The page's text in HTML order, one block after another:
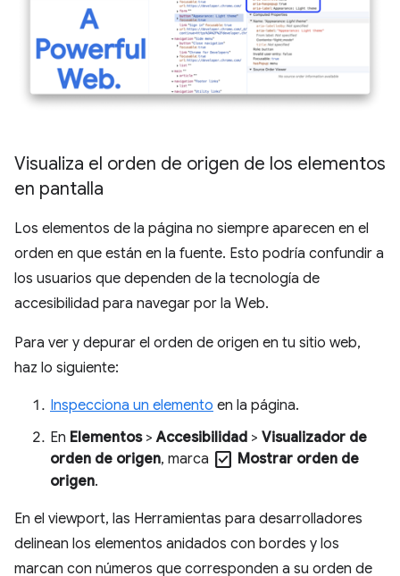
Visualiza el orden de origen de los elementos
en pantalla
Los elementos de la página no siempre aparecen en el
orden en que están en la fuente. Esto podría confundir a
los usuarios que dependen de la tecnología de
accesibilidad para navegar por la Web.
Para ver y depurar el orden de origen en tu sitio web,
haz lo siguiente:
Inspecciona un elemento en la página.
En Elementos>Accesibilidad > Visualizador de
orden de origen, marca check_box Mostrar orden de
origen.
En el viewport, las Herramientas para desarrolladores
delinean los elementos anidados con bordes y los
marcan con números que corresponden a su orden de